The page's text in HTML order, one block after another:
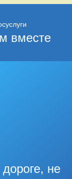
вместе
не